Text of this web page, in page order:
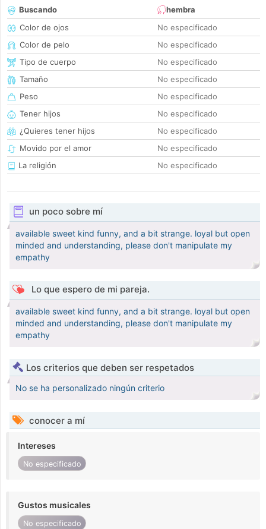
Buscando
hembra
Color de ojos
No especificado
Color de pelo
No especificado
Tipo de cuerpo
No especificado
Tamaño
No especificado
Peso
No especificado
Tener hijos
No especificado
¿Quieres tener hijos
No especificado
Movido por el amor
No especificado
La religión
No especificado
un poco sobre mí
available sweet kind funny, and a bit strange. loyal but open
minded and understanding, please don't manipulate my
empathy
Lo que espero de mi pareja.
available sweet kind funny, and a bit strange. loyal but open
minded and understanding, please don't manipulate my
empathy
Los criterios que deben ser respetados
No se ha personalizado ningún criterio
conocer a mí
Intereses
No especificado
Gustos musicales
No especificado